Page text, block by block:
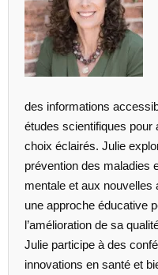
des informations
études scientifiques pour
choix éclairés. Julie
prévention des maladies
mentale et aux
une approche éducative
l’amélioration de sa
Julie participe à des
innovations en santé et